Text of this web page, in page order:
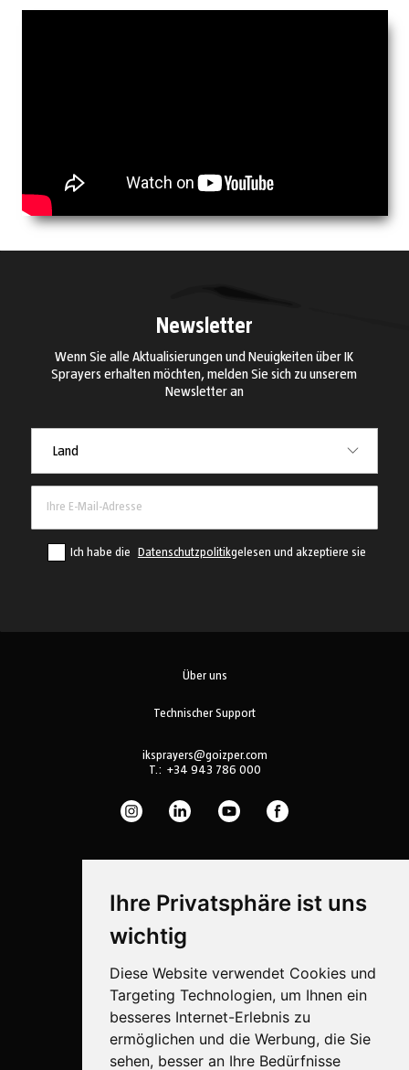
Ihre Privatsphäre ist uns
wichtig
Diese Website verwendet Cookies und
Targeting Technologien, um Ihnen ein
besseres Internet-Erlebnis zu
ermöglichen und die Werbung, die Sie
sehen, besser an Ihre Bedürfnisse
Newsletter
Wenn Sie alle Aktualisierungen und Neuigkeiten über IK
Sprayers erhalten möchten, melden Sie sich zu unserem
Newsletter an
Land
Ich habe die Datenschutzpolitikgelesen und akzeptiere sie
Über uns
Technischer Support
iksprayers@goizper.com
T.: +34 943 786 000
Sprühtechnik